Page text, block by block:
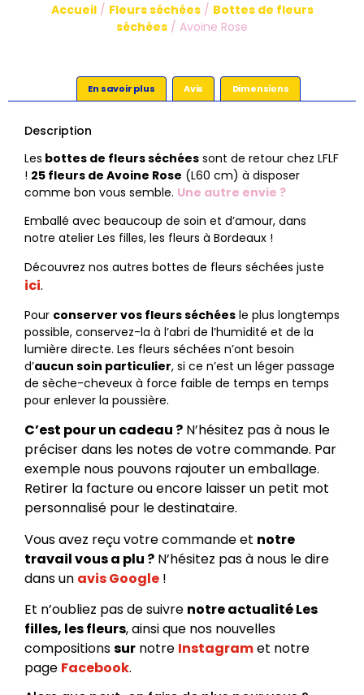
Accueil/ Fleurs séchées/ Bottes de fleurs
séchées / Avoine Rose
En savoir plus Avis Dimensions
Description
Les bottes de fleurs séchées sont de retour chez LFLF
! 25 fleurs de Avoine Rose (L60 cm) à disposer
comme bon vous semble. Une autre envie ?
Emballé avec beaucoup de soin et d’amour, dans
notre atelier Les filles, les fleurs à Bordeaux !
Découvrez nos autres bottes de fleurs séchées juste
ici.
Pour conserver vos fleurs séchées le plus longtemps
possible, conservez-la à l’abri de l’humidité et de la
lumière directe. Les fleurs séchées n’ont besoin
d’aucun soin particulier, si ce n’est un léger passage
de sèche-cheveux à force faible de temps en temps
pour enlever la poussière.
C’est pour un cadeau ? N’hésitez pas à nous le
préciser dans les notes de votre commande. Par
exemple nous pouvons rajouter un emballage.
Retirer la facture ou encore laisser un petit mot
personnalisé pour le destinataire.
Vous avez reçu votre commande et notre
travail vous a plu ? N’hésitez pas à nous le dire
dans un avis Google !
Et n’oubliez pas de suivre notre actualité Les
filles, les fleurs, ainsi que nos nouvelles
compositionssur notre Instagramet notre
page Facebook.